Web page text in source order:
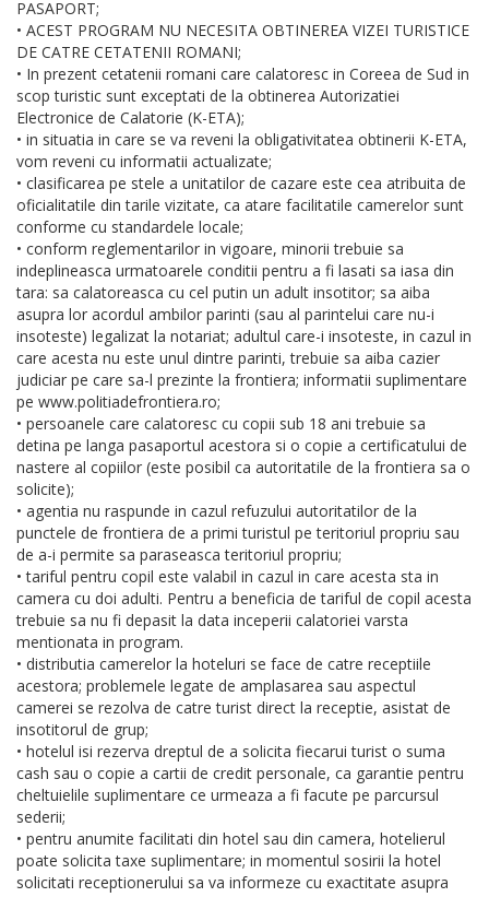
PASAPORT;
• ACEST PROGRAM NU NECESITA OBTINEREA VIZEI TURISTICE
DE CATRE CETATENII ROMANI;
• In prezent cetatenii romani care calatoresc in Coreea de Sud in
scop turistic sunt exceptati de la obtinerea Autorizatiei
Electronice de Calatorie (K-ETA);
• in situatia in care se va reveni la obligativitatea obtinerii K-ETA,
vom reveni cu informatii actualizate;
• clasificarea pe stele a unitatilor de cazare este cea atribuita de
oficialitatile din tarile vizitate, ca atare facilitatile camerelor sunt
conforme cu standardele locale;
• conform reglementarilor in vigoare, minorii trebuie sa
indeplineasca urmatoarele conditii pentru a fi lasati sa iasa din
tara: sa calatoreasca cu cel putin un adult insotitor; sa aiba
asupra lor acordul ambilor parinti (sau al parintelui care nu-i
insoteste) legalizat la notariat; adultul care-i insoteste, in cazul in
care acesta nu este unul dintre parinti, trebuie sa aiba cazier
judiciar pe care sa-l prezinte la frontiera; informatii suplimentare
pe www.politiadefrontiera.ro;
• persoanele care calatoresc cu copii sub 18 ani trebuie sa
detina pe langa pasaportul acestora si o copie a certificatului de
nastere al copiilor (este posibil ca autoritatile de la frontiera sa o
solicite);
• agentia nu raspunde in cazul refuzului autoritatilor de la
punctele de frontiera de a primi turistul pe teritoriul propriu sau
de a-i permite sa paraseasca teritoriul propriu;
• tariful pentru copil este valabil in cazul in care acesta sta in
camera cu doi adulti. Pentru a beneficia de tariful de copil acesta
trebuie sa nu fi depasit la data inceperii calatoriei varsta
mentionata in program.
• distributia camerelor la hoteluri se face de catre receptiile
acestora; problemele legate de amplasarea sau aspectul
camerei se rezolva de catre turist direct la receptie, asistat de
insotitorul de grup;
• hotelul isi rezerva dreptul de a solicita fiecarui turist o suma
cash sau o copie a cartii de credit personale, ca garantie pentru
cheltuielile suplimentare ce urmeaza a fi facute pe parcursul
sederii;
• pentru anumite facilitati din hotel sau din camera, hotelierul
poate solicita taxe suplimentare; in momentul sosirii la hotel
solicitati receptionerului sa va informeze cu exactitate asupra